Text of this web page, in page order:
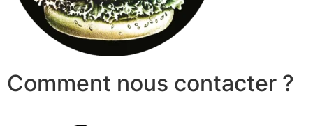
Comment nous contacter ?